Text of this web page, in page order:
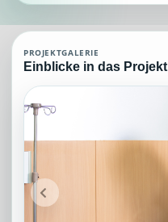
Krankenpflege
Krankenpflege Agent (MCP),,
Historischer
Unterstützer:innen: 0.
Historisch veröffentlichte
Aktiver Seitenabschnitt:
Qualitätssicherung:
PROJEKTGALERIE
Einblicke in das Projekt